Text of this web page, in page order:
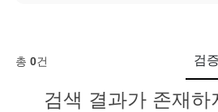
총0건 검
검색 결과가 존재하